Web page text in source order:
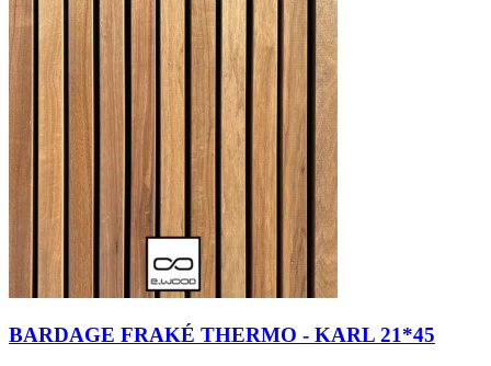
BARDAGE FRAKÉ THERMO - KARL 21*45